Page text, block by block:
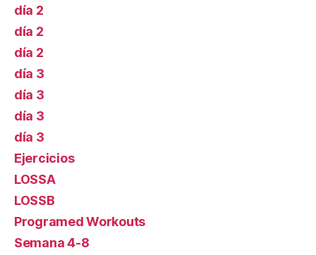
día 2
día 2
día 2
día 3
día 3
día 3
día 3
Ejercicios
LOSSA
LOSSB
Programed Workouts
Semana 4-8